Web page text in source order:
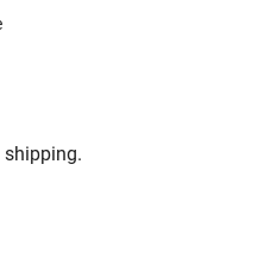
shipping.